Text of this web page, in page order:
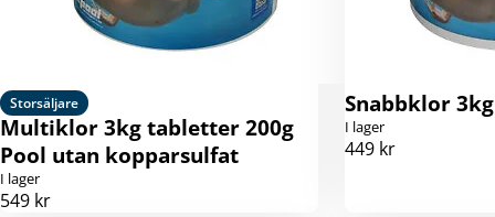
Storsäljare
Multiklor 3kg tabletter 200g
Pool utan kopparsulfat
I lager
549 kr
Snabbklor
I lager
449 kr